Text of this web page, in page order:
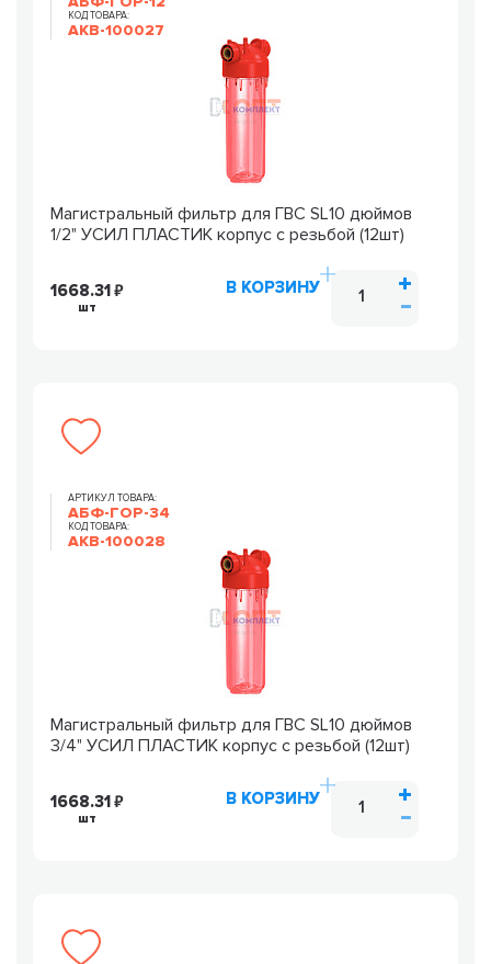
КОД ТОВАРА:
AKB-100027
Магистральный фильтр для ГВС SL10 дюймов
1/2" УСИЛ ПЛАСТИК корпус с резьбой (12шт)
1668.31
шт
В КОРЗИНУ
АРТИКУЛ ТОВАРА:
АБФ-ГОР-34
КОД ТОВАРА:
AKB-100028
Магистральный фильтр для ГВС SL10 дюймов
3/4" УСИЛ ПЛАСТИК корпус с резьбой (12шт)
1668.31
шт
В КОРЗИНУ